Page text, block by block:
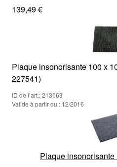
139,49 €
Plaque insonorisante 100 x
227541)
ID de l’art.: 213663
Valide à partir du : 12/2016
Plaque insonorisante